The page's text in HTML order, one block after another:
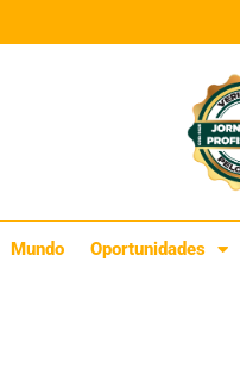
Mundo Oportunidades